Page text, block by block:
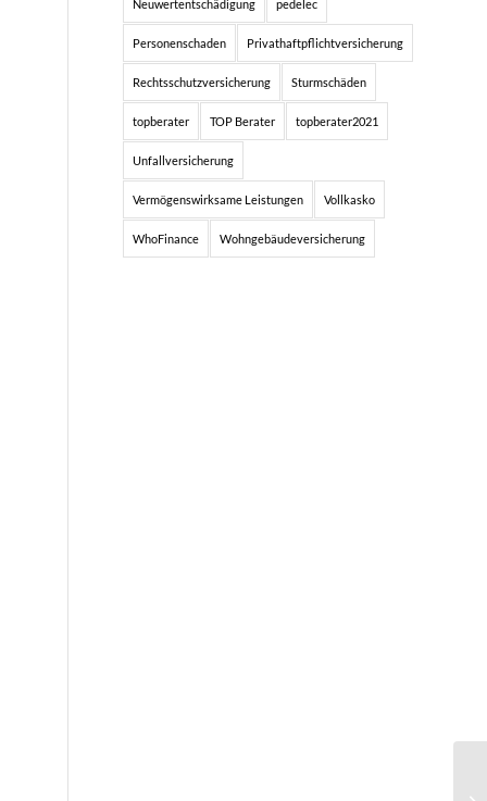
Neuwertentschädigung pedelec
Personenschaden Privathaftpflichtversicherung
Rechtsschutzversicherung Sturmschäden
topberater TOP Berater topberater2021
Unfallversicherung
Vermögenswirksame Leistungen Vollkasko
WhoFinance Wohngebäudeversicherung